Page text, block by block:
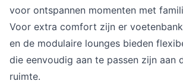
Parasols
Stoelen
Ligbedden
Yoi
VerkooppuntenVerkooppunten
Designers
voor ontspannen momenten met
Voor extra comfort zijn er
en de modulaire lounges bieden
die eenvoudig aan te passen zijn aan
ruimte.